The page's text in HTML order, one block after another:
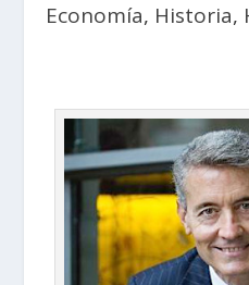
Economía, Historia,